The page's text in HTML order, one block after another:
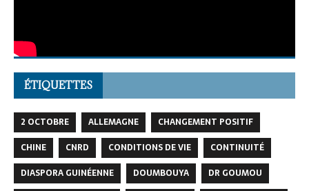
ÉTIQUETTES
2 OCTOBRE ALLEMAGNE
CHANGEMENT POSITIF
CHINE
CNRD CONDITIONS DE VIE
CONTINUITÉ
DIASPORA GUINÉENNE
DOUMBOUYA
DR GOUMOU